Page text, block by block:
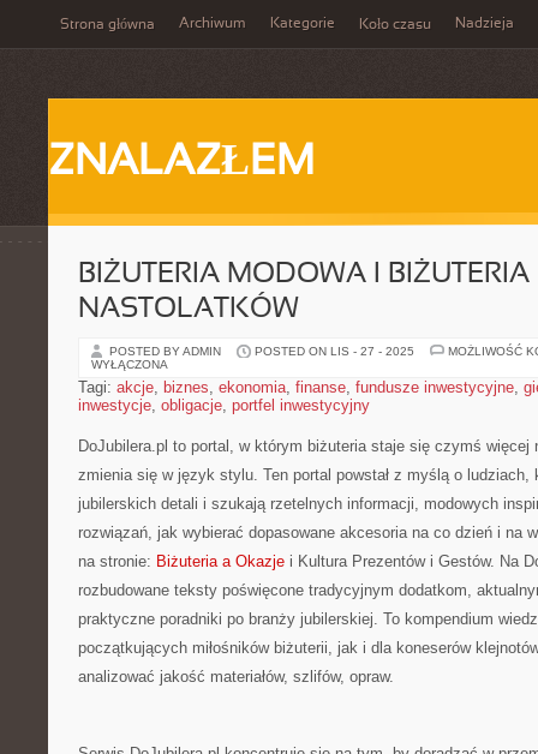
Strona główna Archiwum Kategorie Koło czasu Nadzieja
ZNALAZŁEM
BIŻUTERIA MODOWA I
NASTOLATKÓW
POSTED BY ADMIN POSTED ON LIS - 27 - 2025
MOŻLIWOŚĆ
WYŁĄCZONA
Tagi: akcje, biznes, ekonomia, finanse, fundusze inwestycyjne,
inwestycje, obligacje, portfel inwestycyjny
DoJubilera.pl to portal, w którym biżuteria staje się czymś więcej
zmienia się w język stylu. Ten portal powstał z myślą o ludziach,
jubilerskich detali i szukają rzetelnych informacji, modowych
rozwiązań, jak wybierać dopasowane akcesoria na co dzień i na
na stronie: Biżuteria a Okazje i Kultura Prezentów i Gestów. Na
rozbudowane teksty poświęcone tradycyjnym dodatkom,
praktyczne poradniki po branży jubilerskiej. To kompendium
początkujących miłośników biżuterii, jak i dla koneserów
analizować jakość materiałów, szlifów, opraw.